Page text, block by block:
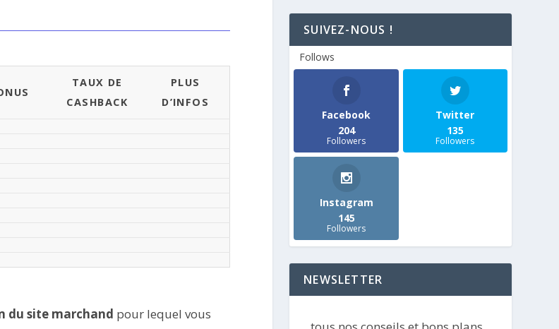
TAUX DE
CASHBACK
PLUS
D’INFOS
du site marchand pour lequel vous
SUIVEZ-NOUS !
Follows
Facebook
204
Followers
Twitter
135
Followers
Instagram
145
Followers
NEWSLETTER